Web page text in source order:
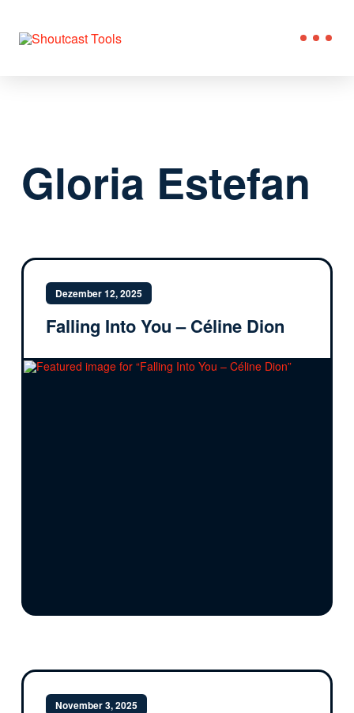
Gloria Estefan
Dezember 12, 2025
Falling Into You – Céline Dion
November 3, 2025